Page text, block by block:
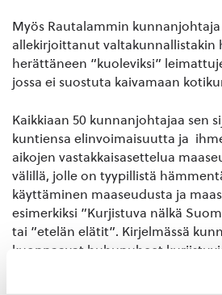
Myös Rautalammin
allekirjoittanut valtakunnallistakin
herättäneen ”kuoleviksi”
jossa ei suostuta kaivamaan
Kaikkiaan 50 kunnanjohtajaa sen
kuntiensa elinvoimaisuutta ja
aikojen vastakkaisasettelua
välillä, jolle on tyypillistä
käyttäminen maaseudusta ja
esimerkiksi ”Kurjistuva nälkä
tai ”etelän elätit”. Kirjelmässä
kuoppaavat huhupuheet